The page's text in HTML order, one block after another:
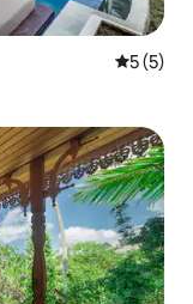
평점 5점
5 (5)